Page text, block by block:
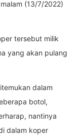
(13/7/2022)
tersebut milik
yang akan pulang
dalam
botol,
nantinya
dalam koper